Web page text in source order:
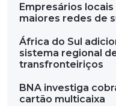
Empresários
maiores redes de
África do Sul
sistema regional
transfronteiriços
BNA investiga
cartão multicaixa